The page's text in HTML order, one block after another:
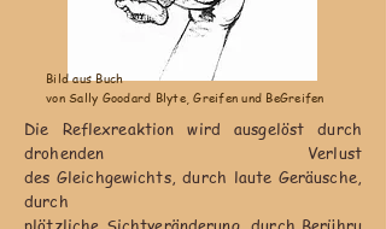
Bild aus Buch
von Sally Goodard Blyte, Greifen und BeGreifen
Die Reflexreaktion wird ausgelöst durch
drohenden Verlust
des Gleichgewichts, durch laute Geräusche,
durch